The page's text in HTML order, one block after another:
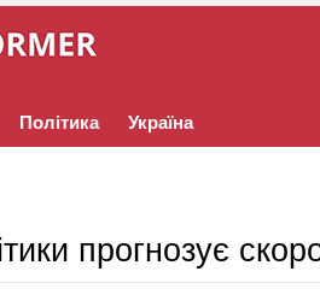
Політика Україна
прогнозує